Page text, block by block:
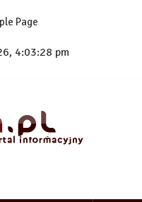
Page
4:03:29 pm